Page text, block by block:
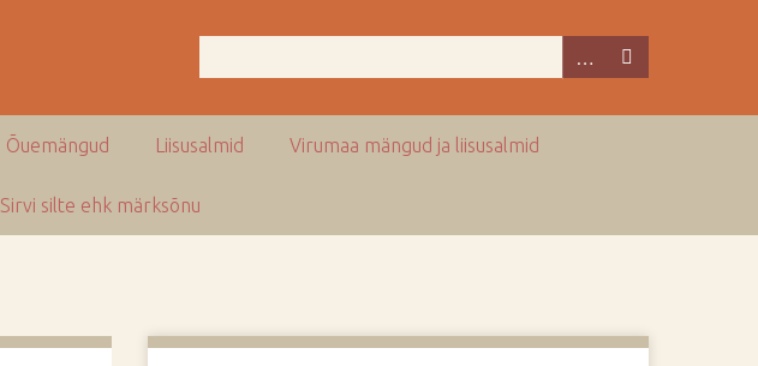
Õuemängud Liisusalmid Virumaa mängud ja liisusalmid
Sirvi silte ehk märksõnu